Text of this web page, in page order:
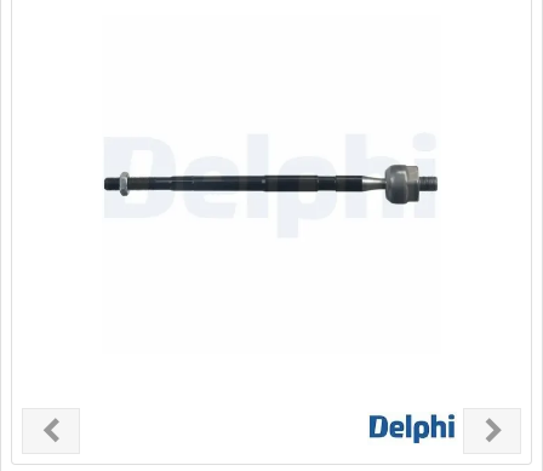
chevron_leftPrevious chevron_right
Next